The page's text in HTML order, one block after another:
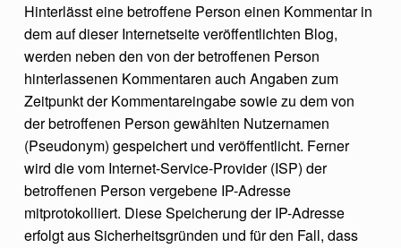
Hinterlässt eine betroffene Person einen Kommentar in
dem auf dieser Internetseite veröffentlichten Blog,
werden neben den von der betroffenen Person
hinterlassenen Kommentaren auch Angaben zum
Zeitpunkt der Kommentareingabe sowie zu dem von
der betroffenen Person gewählten Nutzernamen
(Pseudonym) gespeichert und veröffentlicht. Ferner
wird die vom Internet-Service-Provider (ISP) der
betroffenen Person vergebene IP-Adresse
mitprotokolliert. Diese Speicherung der IP-Adresse
erfolgt aus Sicherheitsgründen und für den Fall, dass